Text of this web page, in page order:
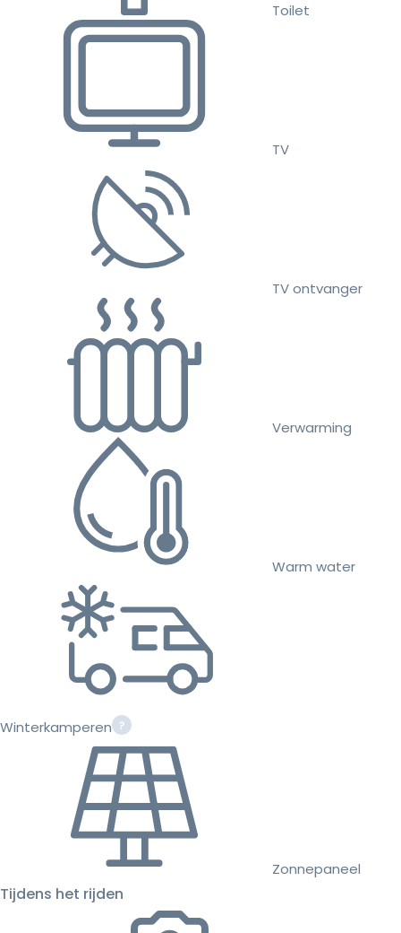
Toilet
TV
TV ontvanger
Verwarming
Warm water
Winterkamperen
Zonnepaneel
Tijdens het rijden